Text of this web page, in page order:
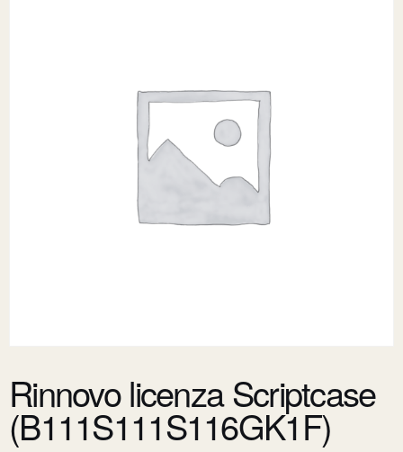
Rinnovo licenza Scriptcase
(B111S111S116GK1F)